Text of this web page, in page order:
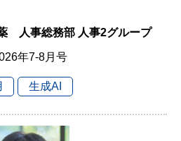
人事総務部 人事2グループ
年7-8月号
生成AI